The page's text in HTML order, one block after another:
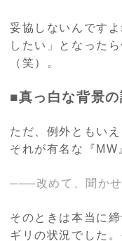
妥協しないんです
したい」となった
（笑）。
■真っ白な背景の
ただ、例外ともい
それが有名な『 MW
───改めて、聞かせ
そのときは本当に
ギリの状況でした